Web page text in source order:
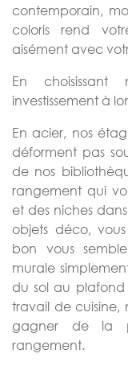
contemporain,
coloris rend
aisément avec
En
investissement à
En acier, nos
déforment pas
de nos
rangement qui
et des niches
objets déco,
bon vous
murale
du sol au
travail de cuisine,
gagner de la
rangement.